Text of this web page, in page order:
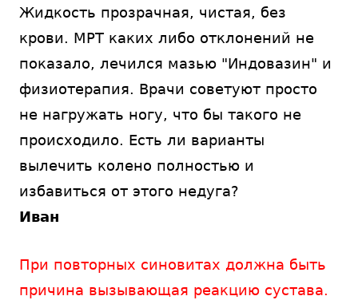
Жидкость прозрачная, чистая, без
крови. МРТ каких либо отклонений не
показало, лечился мазью "Индовазин" и
физиотерапия. Врачи советуют просто
не нагружать ногу, что бы такого не
происходило. Есть ли варианты
вылечить колено полностью и
избавиться от этого недуга?
Иван
При повторных синовитах должна быть
причина вызывающая реакцию сустава.